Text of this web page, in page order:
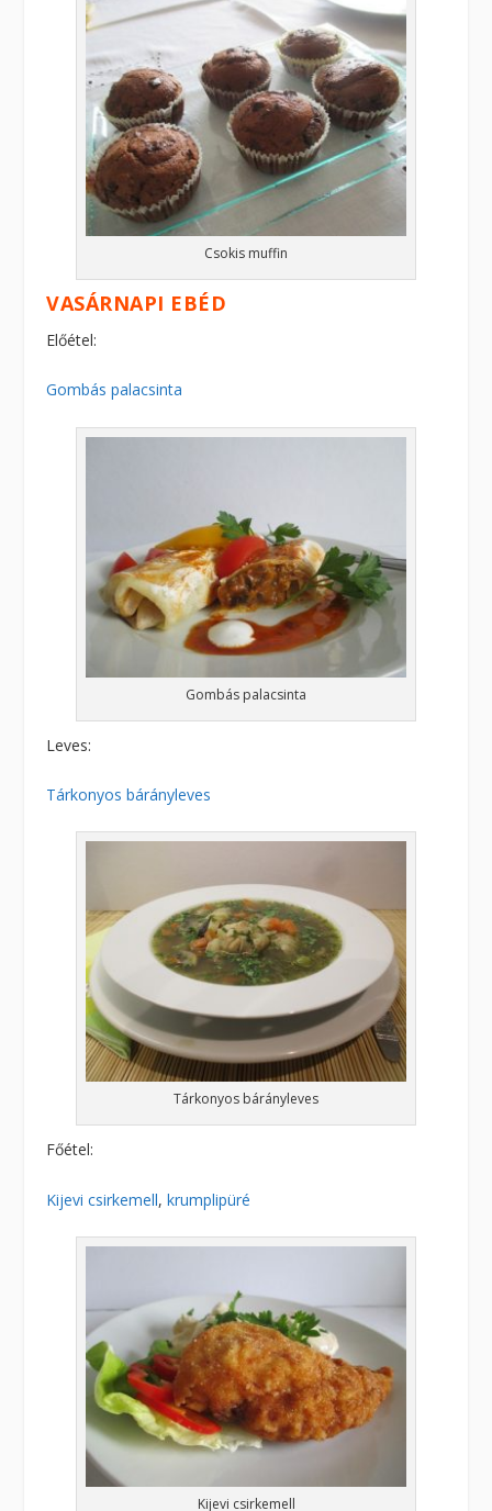
Csokis muffin
VASÁRNAPI EBÉD
Előétel:
Gombás palacsinta
Gombás palacsinta
Leves:
Tárkonyos bárányleves
Tárkonyos bárányleves
Főétel:
Kijevi csirkemell,krumplipüré
Kijevi csirkemell